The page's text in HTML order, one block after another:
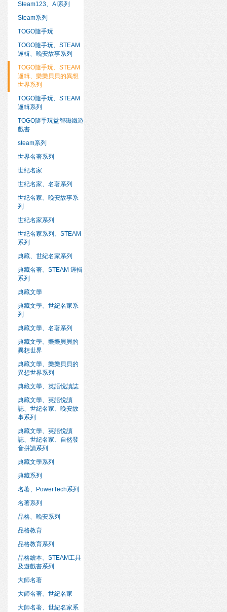
Steam123、AI系列
Steam系列
TOGO隨手玩
TOGO隨手玩、STEAM
邏輯、晚安故事系列
TOGO隨手玩、STEAM
邏輯、樂樂貝貝的異想
世界系列
TOGO隨手玩、STEAM
邏輯系列
TOGO隨手玩益智磁鐵遊
戲書
steam系列
世界名著系列
世紀名家
世紀名家、名著系列
世紀名家、晚安故事系
列
世紀名家系列
世紀名家系列、STEAM
系列
典藏、世紀名家系列
典藏名著、STEAM 邏輯
系列
典藏文學
典藏文學、世紀名家系
列
典藏文學、名著系列
典藏文學、樂樂貝貝的
異想世界
典藏文學、樂樂貝貝的
異想世界系列
典藏文學、英語悅讀誌
典藏文學、英語悅讀
誌、世紀名家、晚安故
事系列
典藏文學、英語悅讀
誌、世紀名家、自然發
音拼讀系列
典藏文學系列
典藏系列
名著、PowerTech系列
名著系列
品格、晚安系列
品格教育
品格教育系列
品格繪本、STEAM工具
及遊戲書系列
大師名著
大師名著、世紀名家
大師名著、世紀名家系